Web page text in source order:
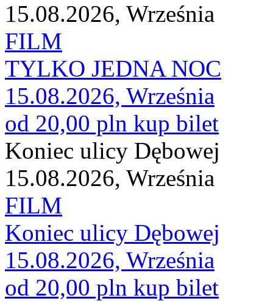
15.08.2026, Września
FILM
TYLKO JEDNA NOC
15.08.2026, Września
od 20,00 pln kup bilet
Koniec ulicy Dębowej
15.08.2026, Września
FILM
Koniec ulicy Dębowej
15.08.2026, Września
od 20,00 pln kup bilet